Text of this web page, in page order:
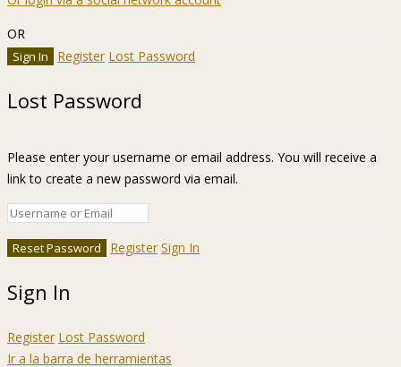
OR
Register Lost Password
Lost Password
Please enter your username or email address. You will receive a
link to create a new password via email.
Register Sign In
Sign In
Register Lost Password
Ir a la barra de herramientas